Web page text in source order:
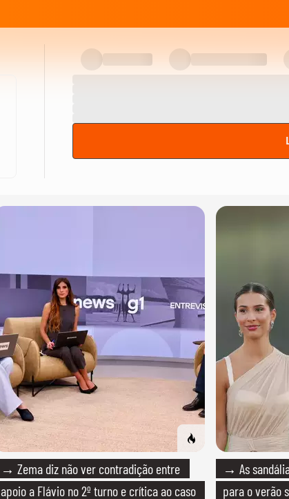
→ Zema diz não ver contradição entre
apoio a Flávio no 2º turno e crítica ao caso
→ As
para o verão